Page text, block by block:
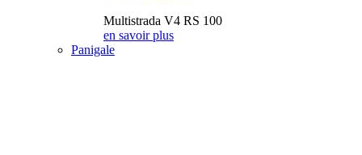
Multistrada V4 RS 100
en savoir plus
Panigale